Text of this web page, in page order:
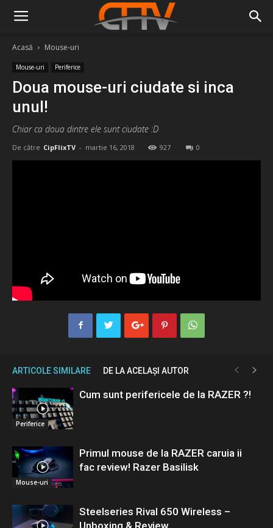
Acasă Mouse-uri
Mouse-uri Periferice
Doua mouse-uri ciudate si inca
unul!
Chiar ca doua dintre ele sunt ciudate :D
De către CipFlixTV - martie 16, 2018 927 0
ARTICOLE SIMILARE DE LA ACELAȘI AUTOR
Periferice
Cum sunt perifericele de la RAZER ?!
Mouse-uri
Primul mouse de la RAZER caruia ii
fac review! Razer Basilisk
Steelseries Rival 650 Wireless –
Unboxing & Review